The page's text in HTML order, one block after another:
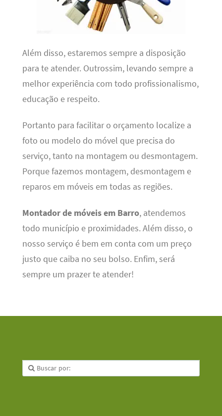
Além disso, estaremos sempre a disposição
para te atender. Outrossim, levando sempre a
melhor experiência com todo profissionalismo,
educação e respeito.
Portanto para facilitar o orçamento localize a
foto ou modelo do móvel que precisa do
serviço, tanto na montagem ou desmontagem.
Porque fazemos montagem, desmontagem e
reparos em móveis em todas as regiões.
Montador de móveis em Barro, atendemos
todo município e proximidades. Além disso, o
nosso serviço é bem em conta com um preço
justo que caiba no seu bolso. Enfim, será
sempre um prazer te atender!